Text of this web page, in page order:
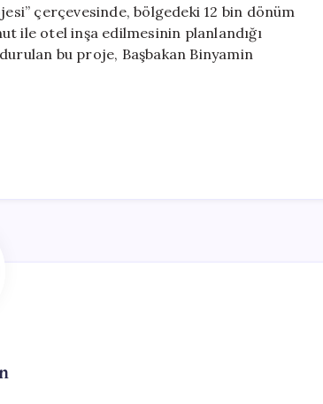
çerçevesinde, bölgedeki 12 bin dönüm
ile otel inşa edilmesinin planlandığı
bu proje, Başbakan Binyamin